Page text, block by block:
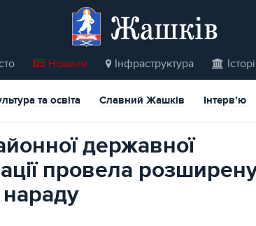
Жашків
Новини Інфраструктура
та освіта Славний Жашків Інтерв’ю
державної
провела